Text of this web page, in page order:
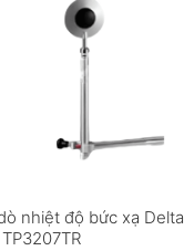
nhiệt độ bức xạ Delta